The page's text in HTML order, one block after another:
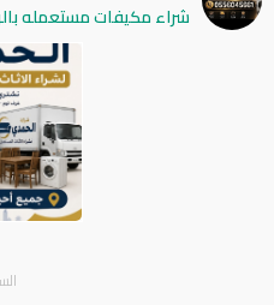
شراء مكيفات مستعمله بالرياض